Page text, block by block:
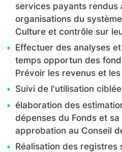
services payants rendus
organisations du
Culture et contrôle sur
Effectuer des analyses
temps opportun des
Prévoir les revenus et
Suivi de l'utilisation
élaboration des
dépenses du Fonds et
approbation au Conseil
Réalisation des